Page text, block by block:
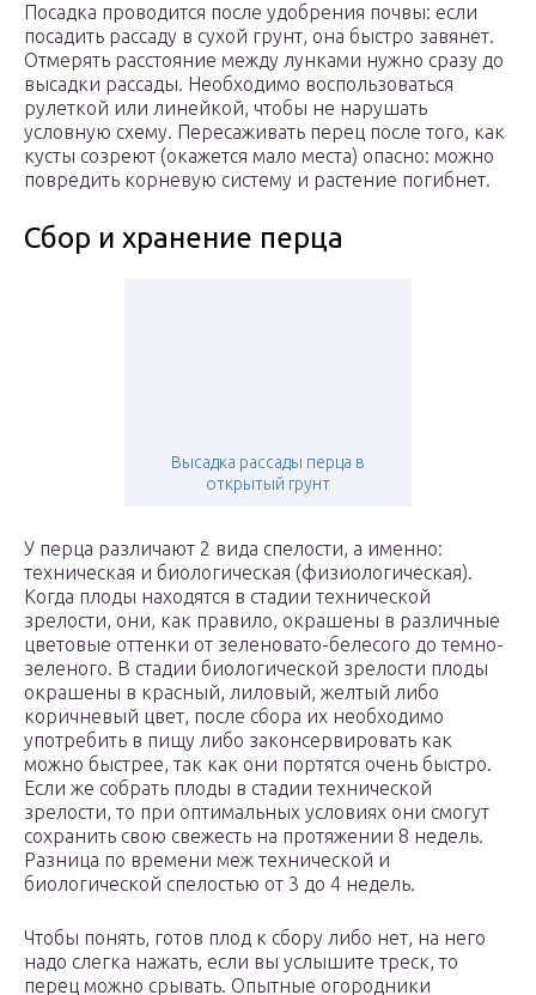
Посадка проводится после удобрения почвы: если
посадить рассаду в сухой грунт, она быстро завянет.
Отмерять расстояние между лунками нужно сразу до
высадки рассады. Необходимо воспользоваться
рулеткой или линейкой, чтобы не нарушать
условную схему. Пересаживать перец после того, как
кусты созреют (окажется мало места) опасно: можно
повредить корневую систему и растение погибнет.
Сбор и хранение перца
Высадка рассады перца в
открытый грунт
У перца различают 2 вида спелости, а именно:
техническая и биологическая (физиологическая).
Когда плоды находятся в стадии технической
зрелости, они, как правило, окрашены в различные
цветовые оттенки от зеленовато-белесого до темно-
зеленого. В стадии биологической зрелости плоды
окрашены в красный, лиловый, желтый либо
коричневый цвет, после сбора их необходимо
употребить в пищу либо законсервировать как
можно быстрее, так как они портятся очень быстро.
Если же собрать плоды в стадии технической
зрелости, то при оптимальных условиях они смогут
сохранить свою свежесть на протяжении 8 недель.
Разница по времени меж технической и
биологической спелостью от 3 до 4 недель.
Чтобы понять, готов плод к сбору либо нет, на него
надо слегка нажать, если вы услышите треск, то
перец можно срывать. Опытные огородники